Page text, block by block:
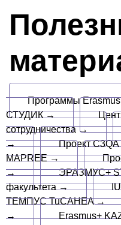
Программы
СТУДИК →
сотрудничества →
→
Проект
MAPREE →
→
ЭРАЗМУС+
факультета →
ТЕМПУС TuCAHEA →
→
Erasmus+